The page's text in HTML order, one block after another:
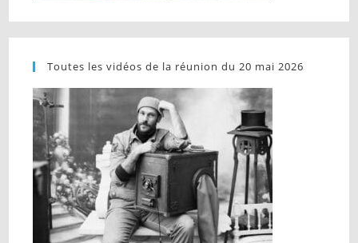
Toutes les vidéos de la réunion du 20 mai 2026